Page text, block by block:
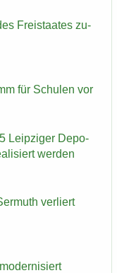
Frei­staa­tes zu­
für Schu­len vor
Leip­zi­ger De­po­
wer­den
ver­liert